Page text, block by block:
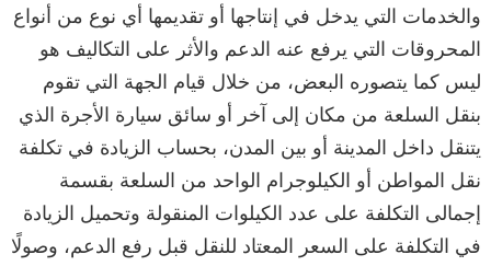
والخدمات التي يدخل في إنتاجها أو تقديمها أي نوع من أنواع
المحروقات التي يرفع عنه الدعم والأثر على التكاليف هو
ليس كما يتصوره البعض، من خلال قيام الجهة التي تقوم
بنقل السلعة من مكان إلى آخر أو سائق سيارة الأجرة الذي
يتنقل داخل المدينة أو بين المدن، بحساب الزيادة في تكلفة
نقل المواطن أو الكيلوجرام الواحد من السلعة بقسمة
إجمالى التكلفة على عدد الكيلوات المنقولة وتحميل الزيادة
في التكلفة على السعر المعتاد للنقل قبل رفع الدعم، وصولًا